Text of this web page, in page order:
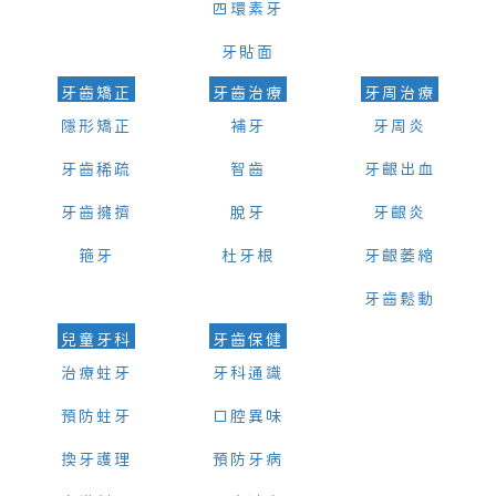
四環素牙
牙貼面
牙齒矯正
隱形矯正
牙齒稀疏
牙齒擁擠
箍牙
牙齒治療
補牙
智齒
脫牙
杜牙根
牙周治療
牙周炎
牙齦出血
牙齦炎
牙齦萎縮
牙齒鬆動
兒童牙科
治療蛀牙
預防蛀牙
換牙護理
牙齒保健
牙科通識
口腔異味
預防牙病